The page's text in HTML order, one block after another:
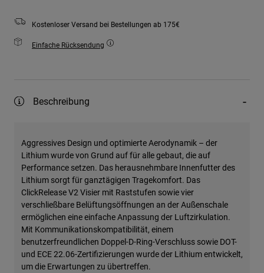
Kostenloser Versand bei Bestellungen ab 175€
Einfache Rücksendung
Beschreibung
Aggressives Design und optimierte Aerodynamik – der
Lithium wurde von Grund auf für alle gebaut, die auf
Performance setzen. Das herausnehmbare Innenfutter des
Lithium sorgt für ganztägigen Tragekomfort. Das
ClickRelease V2 Visier mit Raststufen sowie vier
verschließbare Belüftungsöffnungen an der Außenschale
ermöglichen eine einfache Anpassung der Luftzirkulation.
Mit Kommunikationskompatibilität, einem
benutzerfreundlichen Doppel-D-Ring-Verschluss sowie DOT-
und ECE 22.06-Zertifizierungen wurde der Lithium entwickelt,
um die Erwartungen zu übertreffen.